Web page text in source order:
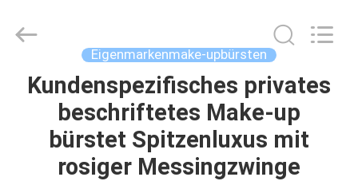
HAUS
PRODUKTE
Eigenmarkenmake-upbürsten
Kundenspezifisches privates
beschriftetes Make-up
bürstet Spitzenluxus mit
rosiger Messingzwinge